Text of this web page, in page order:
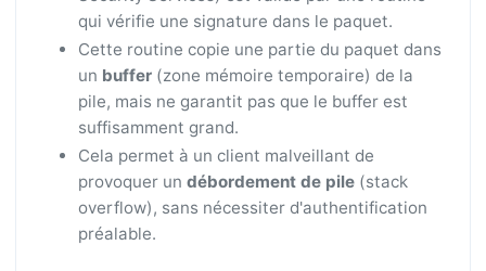
qui vérifie une signature dans le paquet.
Cette routine copie une partie du paquet dans
un buffer(zone mémoire temporaire) de la
pile, mais ne garantit pas que le buffer est
suffisamment grand.
Cela permet à un client malveillant de
provoquer un débordement de pile(stack
overflow), sans nécessiter d'authentification
préalable.